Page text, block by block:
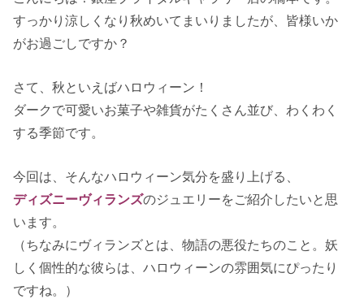
すっかり涼しくなり秋めいてまいりましたが、皆様いか
がお過ごしですか？
さて、秋といえばハロウィーン！
ダークで可愛いお菓子や雑貨がたくさん並び、わくわく
する季節です。
今回は、そんなハロウィーン気分を盛り上げる、
ディズニーヴィランズのジュエリーをご紹介したいと思
います。
（ちなみにヴィランズとは、物語の悪役たちのこと。妖
しく個性的な彼らは、ハロウィーンの雰囲気にぴったり
ですね。）